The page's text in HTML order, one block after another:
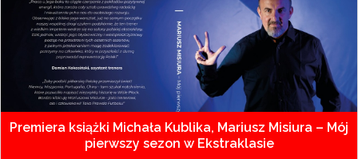
Premiera książki Michała Kublika, Mariusz Misiura – Mój
pierwszy sezon w Ekstraklasie